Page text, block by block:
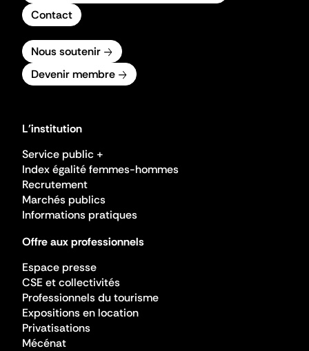
Contact
Nous soutenir
Devenir membre
L'institution
Service public +
Index égalité femmes-hommes
Recrutement
Marchés publics
Informations pratiques
Offre aux professionnels
Espace presse
CSE et collectivités
Professionnels du tourisme
Expositions en location
Privatisations
Mécénat